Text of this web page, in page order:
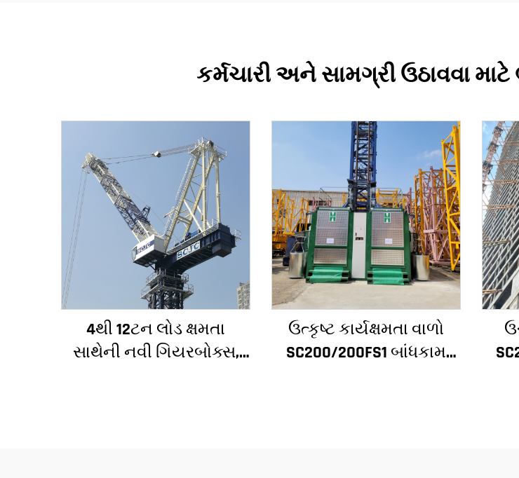
કર્મચારી અને સામગ્રી ઉઠાવવા માટે
4થી 12ટન લોડ ક્ષમતા
સાથેની નવી ગિયરબોક્સ,
ઉત્કૃષ્ટ કાર્યક્ષમતા વાળો
SC200/200FS1 બાંધકામ